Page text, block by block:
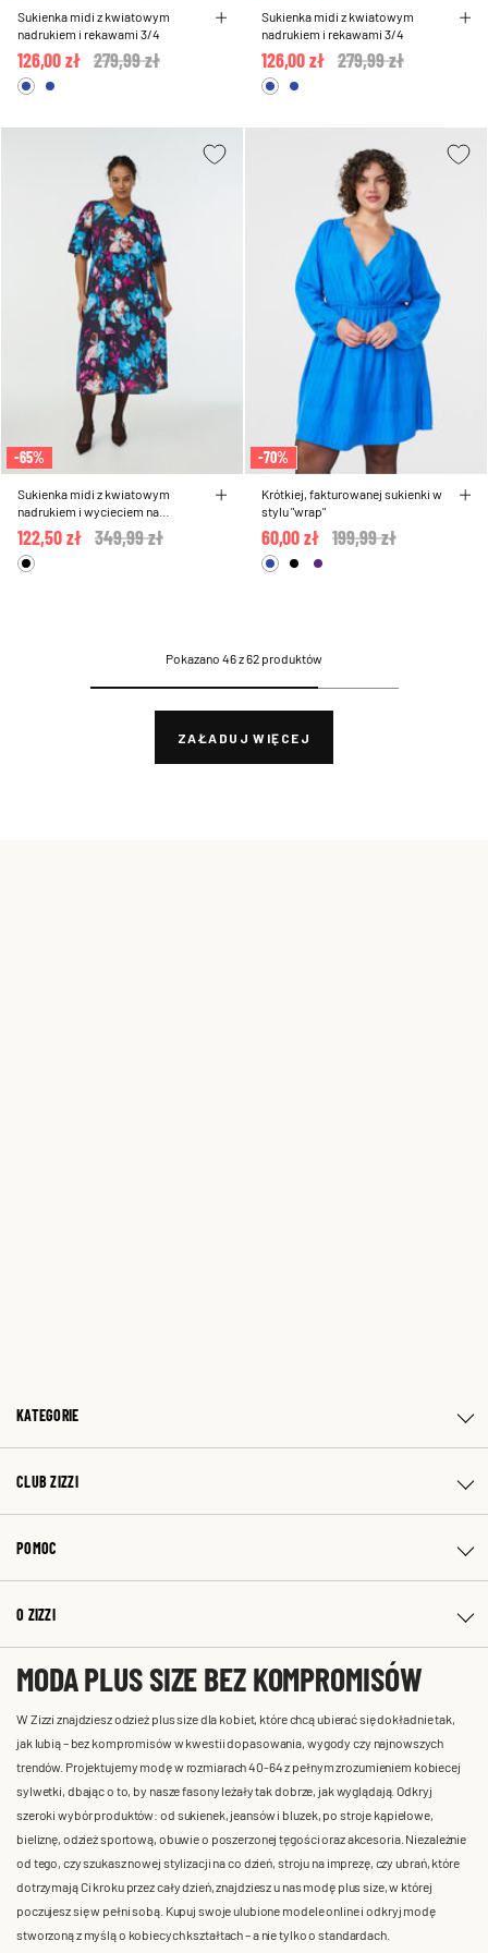
Sukienka midi z kwiatowym
nadrukiem i rekawami 3/4
Price reduced from
279,99 zł
126,00 zł
Sukienka midi z kwiatowym
nadrukiem i rekawami 3/4
Price reduced from
279,99 zł
126,00 zł
-65%
Sukienka midi z kwiatowym
nadrukiem i wycieciem na
wysokosci taliiPrice reduced from
349,99 zł
122,50 zł
-70%
Krótkiej, fakturowanej sukienki w
stylu "wrap"
Price reduced from
199,99 zł
60,00 zł
Pokazano 46 z 62 produktów
ZAŁADUJ WIĘCEJ
KATEGORIE
CLUB ZIZZI
POMOC
O ZIZZI
MODA PLUS SIZE BEZ KOMPROMISÓW
W Zizzi znajdziesz odzież plus size dla kobiet, które chcą ubierać się dokładnie tak,
jak lubią – bez kompromisów w kwestii dopasowania, wygody czy najnowszych
trendów. Projektujemy modę w rozmiarach 40-64 z pełnym zrozumieniem kobiecej
sylwetki, dbając o to, by nasze fasony leżały tak dobrze, jak wyglądają. Odkryj
szeroki wybór produktów: od sukienek, jeansów i bluzek, po stroje kąpielowe,
bieliznę, odzież sportową, obuwie o poszerzonej tęgości oraz akcesoria. Niezależnie
od tego, czy szukasz nowej stylizacji na co dzień, stroju na imprezę, czy ubrań, które
dotrzymają Ci kroku przez cały dzień, znajdziesz u nas modę plus size, w której
poczujesz się w pełni sobą. Kupuj swoje ulubione modele online i odkryj modę
stworzoną z myślą o kobiecych kształtach – a nie tylko o standardach.